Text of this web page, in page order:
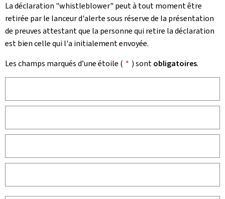
La déclaration "whistleblower" peut à tout moment être
retirée par le lanceur d'alerte sous réserve de la présentation
de preuves attestant que la personne qui retire la déclaration
est bien celle qui l'a initialement envoyée.
Les champs marqués d’une étoile ( * ) sontobligatoires.